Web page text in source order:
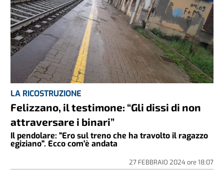
LA RICOSTRUZIONE
Felizzano, il testimone: “Gli dissi di non
attraversare i binari”
Il pendolare: "Ero sul treno che ha travolto il ragazzo
egiziano". Ecco com'è andata
27 FEBBRAIO 2024ore 18:07